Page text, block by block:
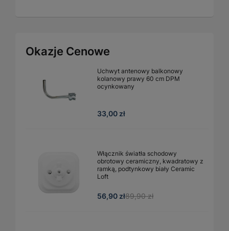
Okazje Cenowe
Uchwyt antenowy balkonowy
kolanowy prawy 60 cm DPM
ocynkowany
33,00 zł
Włącznik światła schodowy
obrotowy ceramiczny, kwadratowy z
ramką, podtynkowy biały Ceramic
Loft
56,90 zł89,90 zł